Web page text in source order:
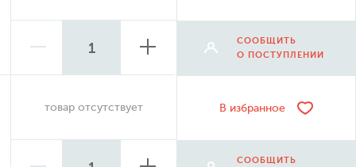
СООБЩИТЬ
О ПОСТУПЛЕНИИ
товар отсутствует В избранное
СООБЩИТЬ